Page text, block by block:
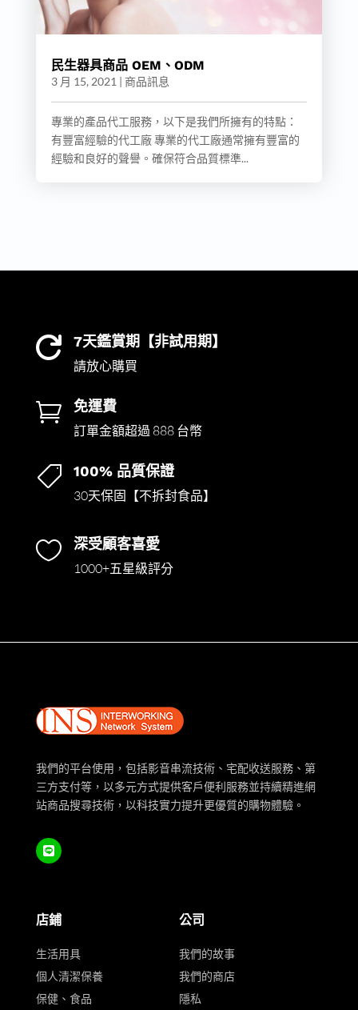
民生器具商品 OEM、ODM
3 月 15, 2021 | 商品訊息
專業的產品代工服務，以下是我們所擁有的特點：
有豐富經驗的代工廠 專業的代工廠通常擁有豐富的
經驗和良好的聲譽。確保符合品質標準...
 7天鑑賞期【非試用期】
請放心購買
 免運費
訂單金額超過 888 台幣
 100% 品質保證
30天保固【不拆封食品】
 深受顧客喜愛
1000+五星級評分
我們的平台使用，包括影音串流技術、宅配收送服務、第
三方支付等，以多元方式提供客戶便利服務並持續精進網
站商品搜尋技術，以科技實力提升更優質的購物體驗。
店鋪
生活用具
個人清潔保養
保健、食品
公司
我們的故事
我們的商店
隱私